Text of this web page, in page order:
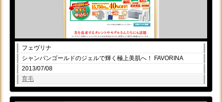
フェヴリナ
シャンパンゴールドのジェルで輝く極上美肌へ！ FAVORINA
2013/07/08
育毛